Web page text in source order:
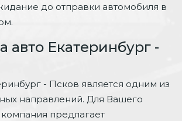
до отправки автомобиля в
авто Екатеринбург -
- Псков является одним из
направлений. Для Вашего
предлагает